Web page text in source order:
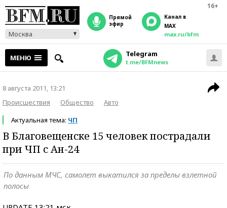
16+
Москва
прямой
эфир
Канал в
MAX
max.ru/bfm
МЕНЮ Telegram
t.me/BFMnews
8 августа 2011, 13:21
Происшествия
Общество
Авто
Актуальная тема: ЧП
В Благовещенске 15 человек пострадали
при ЧП с Ан-24
По данным МЧС, самолет выкатился за пределы взлетной
полосы